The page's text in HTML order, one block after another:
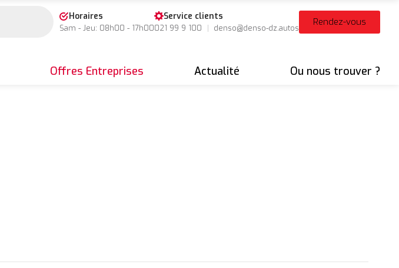
Horaires
Sam - Jeu: 08h00 - 17h00
Service clients
021 99 9 100 denso@denso-dz.autos
Rendez-vous
Offres Entreprises Actualité Ou nous trouver ?